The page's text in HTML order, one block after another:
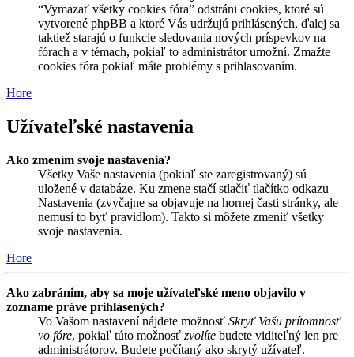
“Vymazať všetky cookies fóra” odstráni cookies, ktoré sú
vytvorené phpBB a ktoré Vás udržujú prihlásených, ďalej sa
taktiež starajú o funkcie sledovania nových príspevkov na
fórach a v témach, pokiaľ to administrátor umožní. Zmažte
cookies fóra pokiaľ máte problémy s prihlasovaním.
Hore
Užívateľské nastavenia
Ako zmením svoje nastavenia?
Všetky Vaše nastavenia (pokiaľ ste zaregistrovaný) sú
uložené v databáze. Ku zmene stačí stlačiť tlačítko odkazu
Nastavenia (zvyčajne sa objavuje na hornej časti stránky, ale
nemusí to byť pravidlom). Takto si môžete zmeniť všetky
svoje nastavenia.
Hore
Ako zabránim, aby sa moje užívateľské meno objavilo v
zozname práve prihlásených?
Vo Vašom nastavení nájdete možnosť Skryť Vašu prítomnosť
vo fóre, pokiaľ túto možnosť zvolíte budete viditeľný len pre
administrátorov. Budete počítaný ako skrytý užívateľ.